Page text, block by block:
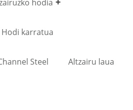
hodia
Hodi karratua
Steel Altzairu laua